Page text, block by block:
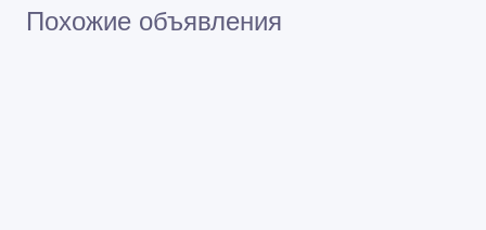
Похожие объявления